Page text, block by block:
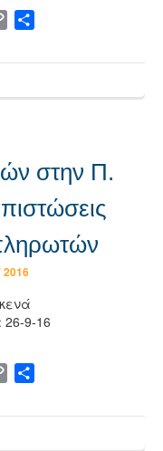
Copy
στην Π.
9-16
Copy